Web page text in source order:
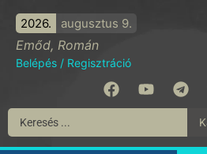
2026. augusztus 9.
Emőd, Román
Belépés / Regisztráció